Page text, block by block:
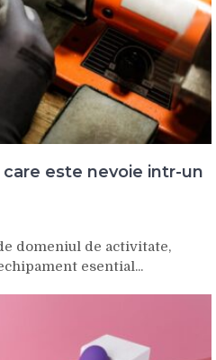
este nevoie intr-un
domeniul de activitate,
esential...